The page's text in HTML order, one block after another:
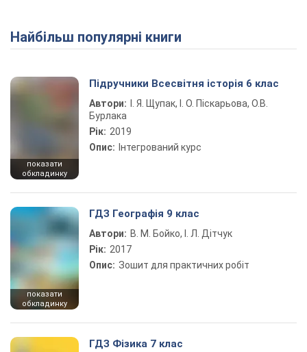
Найбільш популярні книги
показати
обкладинку
Підручники Всесвітня історія 6 клас
Автори:
І. Я. Щупак, І. О. Піскарьова, О.В.
Бурлака
Рік: 2019
Опис: Інтегрований курс
показати
обкладинку
ГДЗ Географія 9 клас
Автори: В. М. Бойко, І. Л. Дітчук
Рік: 2017
Опис: Зошит для практичних робіт
ГДЗ Фізика 7 клас